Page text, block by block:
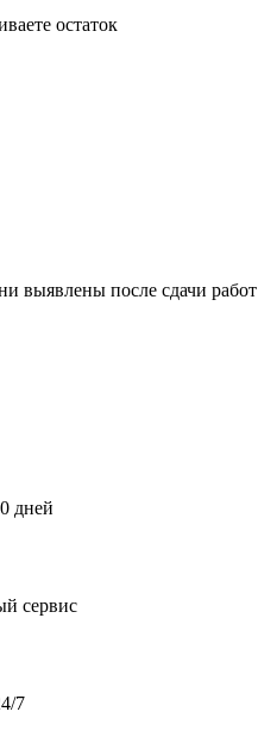
остаток
выявлены после сдачи работ
дней
сервис
7